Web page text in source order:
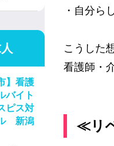
・自分ら
こうした
看護師・
≪リ
】看護
バイト
ピス対
新潟